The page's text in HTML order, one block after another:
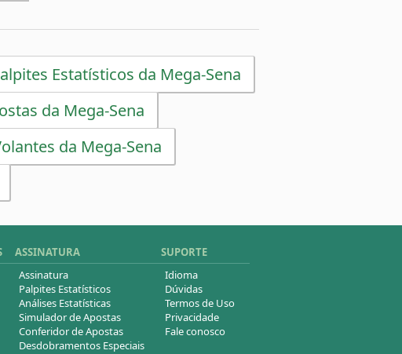
Estatísticos da Mega-Sena
da Mega-Sena
da Mega-Sena
ASSINATURA
Assinatura
Palpites Estatísticos
Análises Estatísticas
Simulador de Apostas
Conferidor de Apostas
Desdobramentos Especiais
SUPORTE
Idioma
Dúvidas
Termos de Uso
Privacidade
Fale conosco